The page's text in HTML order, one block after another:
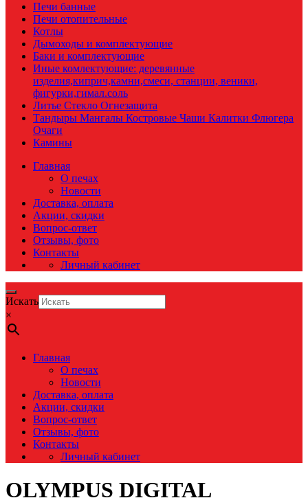
Печи банные
Печи отопительные
Котлы
Дымоходы и комплектующие
Баки и комплектующие
Иные комлектующие: деревянные
изделия,киприч,камни,смеси, станции, веники,
фигурки,гимал.соль
Литье Стекло Огнезащита
Тандыры Мангалы Костровые Чаши Калитки Флюгера
Очаги
Камины
Главная
О печах
Новости
Доставка, оплата
Акции, скидки
Вопрос-ответ
Отзывы, фото
Контакты
Личный кабинет
Искать
×
Главная
О печах
Новости
Доставка, оплата
Акции, скидки
Вопрос-ответ
Отзывы, фото
Контакты
Личный кабинет
OLYMPUS DIGITAL